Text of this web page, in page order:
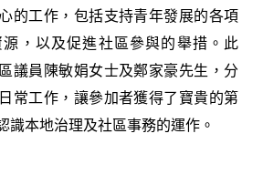
的工作，包括支持青年發展的各項
，以及促進社區參與的舉措。此
議員陳敏娟女士及鄭家豪先生，分
常工作，讓參加者獲得了寶貴的第
識本地治理及社區事務的運作。